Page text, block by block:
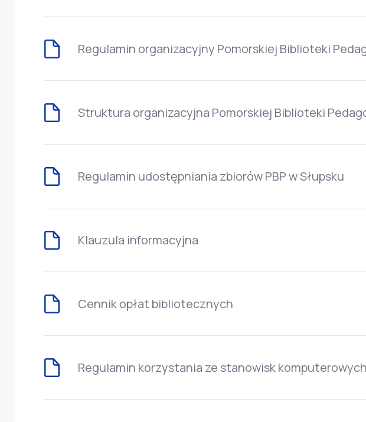
Regulamin organizacyjny Pomorskiej Biblioteki
Struktura organizacyjna Pomorskiej Biblioteki
Regulamin udostępniania zbiorów PBP w Słupsku
Klauzula informacyjna
Cennik opłat bibliotecznych
Regulamin korzystania ze stanowisk komputerowych